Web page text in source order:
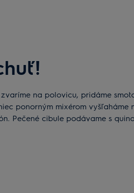
ponorným mixérom vyšľaháme
Pečené cibule podávame s